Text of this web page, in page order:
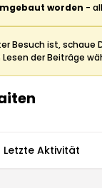
worden -
Besuch ist, schaue
der Beiträge
Letzte Aktivität